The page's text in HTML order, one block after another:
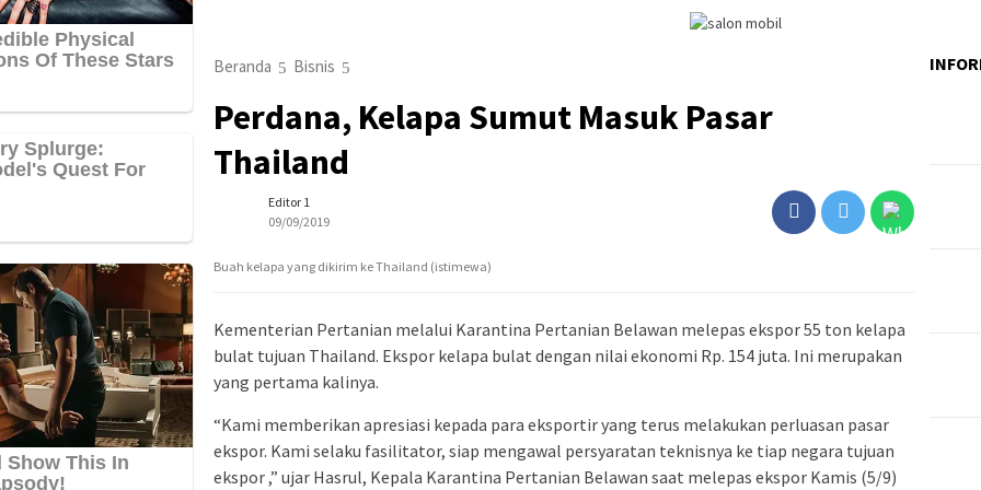
Beranda Bisnis
Perdana, Kelapa Sumut Masuk Pasar
Thailand
Editor 1
09/09/2019
Buah kelapa yang dikirim ke Thailand (istimewa)
Kementerian Pertanian melalui Karantina Pertanian Belawan melepas ekspor 55 ton kelapa
bulat tujuan Thailand. Ekspor kelapa bulat dengan nilai ekonomi Rp. 154 juta. Ini merupakan
yang pertama kalinya.
“Kami memberikan apresiasi kepada para eksportir yang terus melakukan perluasan pasar
ekspor. Kami selaku fasilitator, siap mengawal persyaratan teknisnya ke tiap negara tujuan
ekspor ,” ujar Hasrul, Kepala Karantina Pertanian Belawan saat melepas ekspor Kamis (5/9)